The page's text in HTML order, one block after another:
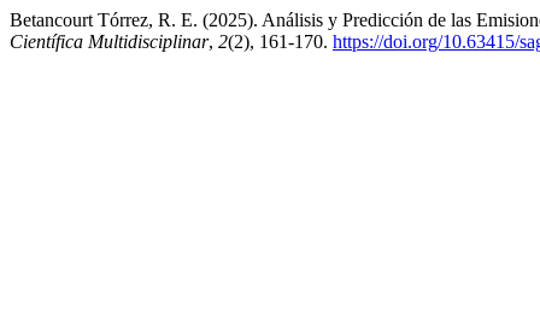
Betancourt Tórrez, R. E. (2025). Análisis y Predicción de las
Científica Multidisciplinar, 2(2), 161-170. https://doi.org/10.63415/